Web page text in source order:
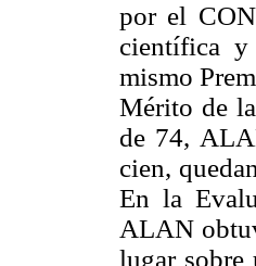
por el
científica
mismo
Mérito de
de 74,
cien,
En la
ALAN
lugar sobre